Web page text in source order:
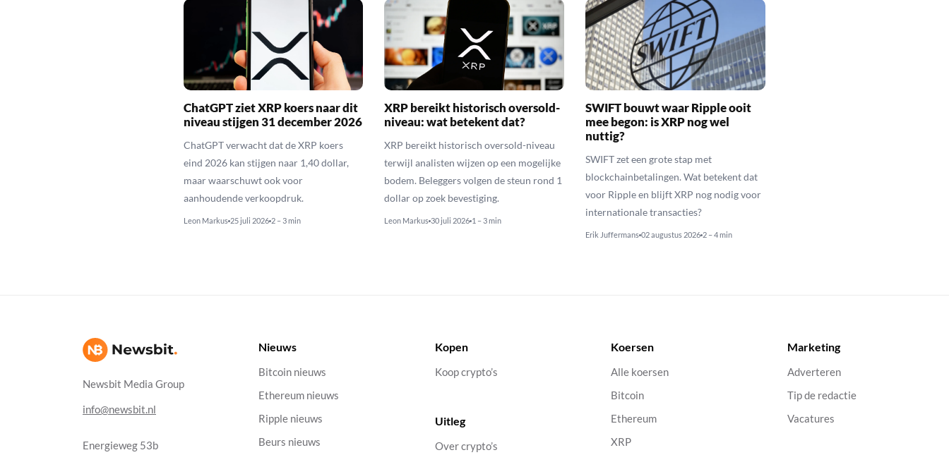
ChatGPT ziet XRP koers naar dit
niveau stijgen 31 december 2026
ChatGPT verwacht dat de XRP koers
eind 2026 kan stijgen naar 1,40 dollar,
maar waarschuwt ook voor
aanhoudende verkoopdruk.
Leon Markus 25 juli 2026 2 – 3 min
XRP bereikt historisch oversold-
niveau: wat betekent dat?
XRP bereikt historisch oversold-niveau
terwijl analisten wijzen op een mogelijke
bodem. Beleggers volgen de steun rond 1
dollar op zoek bevestiging.
Leon Markus 30 juli 2026 1 – 3 min
SWIFT bouwt waar Ripple ooit
mee begon: is XRP nog wel
nuttig?
SWIFT zet een grote stap met
blockchainbetalingen. Wat betekent dat
voor Ripple en blijft XRP nog nodig voor
internationale transacties?
Erik Juffermans 02 augustus 2026 2 – 4 min
Newsbit Media Group
info@newsbit.nl
Energieweg 53b
Nieuws
Bitcoin nieuws
Ethereum nieuws
Ripple nieuws
Beurs nieuws
Kopen
Koop crypto’s
Uitleg
Over crypto’s
Koersen
Alle koersen
Bitcoin
Ethereum
XRP
Marketing
Adverteren
Tip de redactie
Vacatures